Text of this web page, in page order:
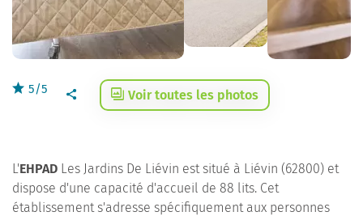
5/5 Voir toutes les photos
L'EHPAD Les Jardins De Liévin est situé à Liévin (62800) et
dispose d'une capacité d'accueil de 88 lits. Cet
établissement s'adresse spécifiquement aux personnes